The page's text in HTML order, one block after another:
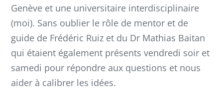
Genève et une universitaire interdisciplinaire
(moi). Sans oublier le rôle de mentor et de
guide de Frédéric Ruiz et du Dr Mathias Baitan
qui étaient également présents vendredi soir et
samedi pour répondre aux questions et nous
aider à calibrer les idées.